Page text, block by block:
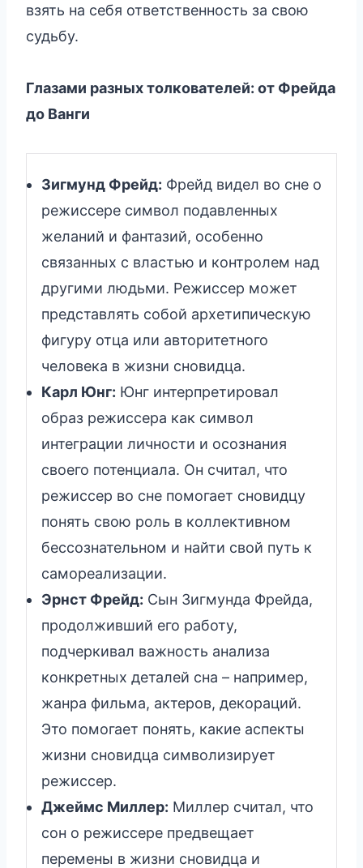
взять на себя ответственность за свою
судьбу.
Глазами разных толкователей: от Фрейда
до Ванги
Зигмунд Фрейд: Фрейд видел во сне о
режиссере символ подавленных
желаний и фантазий, особенно
связанных с властью и контролем над
другими людьми. Режиссер может
представлять собой архетипическую
фигуру отца или авторитетного
человека в жизни сновидца.
Карл Юнг: Юнг интерпретировал
образ режиссера как символ
интеграции личности и осознания
своего потенциала. Он считал, что
режиссер во сне помогает сновидцу
понять свою роль в коллективном
бессознательном и найти свой путь к
самореализации.
Эрнст Фрейд: Сын Зигмунда Фрейда,
продолживший его работу,
подчеркивал важность анализа
конкретных деталей сна – например,
жанра фильма, актеров, декораций.
Это помогает понять, какие аспекты
жизни сновидца символизирует
режиссер.
Джеймс Миллер: Миллер считал, что
сон о режиссере предвещает
перемены в жизни сновидца и